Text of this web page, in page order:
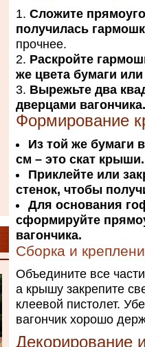
Сложите
получилась
прочнее.
Раскройте
же цвета бумаги
Вырежьте два
дверцами вагончика.
Формирование
Из той же бумаги
см – это скат крыши.
Приклейте или
стенок, чтобы
Для основания
сформируйте
вагончика.
Сборка и
Объедините все
а крышу закрепите
клеевой пистолет.
вагончик хорошо
Декорирование